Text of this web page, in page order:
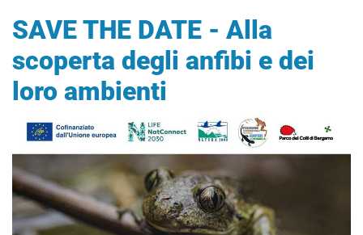
SAVE THE DATE - Alla
scoperta degli anfibi e dei
loro ambienti